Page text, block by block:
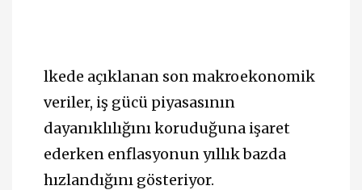
lkede açıklanan son makroekonomik
veriler, iş gücü piyasasının
dayanıklılığını koruduğuna işaret
ederken enflasyonun yıllık bazda
hızlandığını gösteriyor.